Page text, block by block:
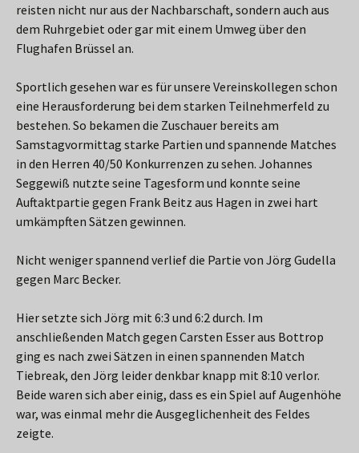
reisten nicht nur aus der Nachbarschaft, sondern auch aus
dem Ruhrgebiet oder gar mit einem Umweg über den
Flughafen Brüssel an.
Sportlich gesehen war es für unsere Vereinskollegen schon
eine Herausforderung bei dem starken Teilnehmerfeld zu
bestehen. So bekamen die Zuschauer bereits am
Samstagvormittag starke Partien und spannende Matches
in den Herren 40/50 Konkurrenzen zu sehen. Johannes
Seggewiß nutzte seine Tagesform und konnte seine
Auftaktpartie gegen Frank Beitz aus Hagen in zwei hart
umkämpften Sätzen gewinnen.
Nicht weniger spannend verlief die Partie von Jörg Gudella
gegen Marc Becker.
Hier setzte sich Jörg mit 6:3 und 6:2 durch. Im
anschließenden Match gegen Carsten Esser aus Bottrop
ging es nach zwei Sätzen in einen spannenden Match
Tiebreak, den Jörg leider denkbar knapp mit 8:10 verlor.
Beide waren sich aber einig, dass es ein Spiel auf Augenhöhe
war, was einmal mehr die Ausgeglichenheit des Feldes
zeigte.